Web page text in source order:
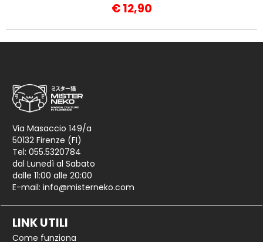
€12,90
Via Masaccio 149/a
50132 Firenze (FI)
Tel: 055.5320784
dal Lunedì al Sabato
dalle 11:00 alle 20:00
E-mail: info@misterneko.com
LINK UTILI
Come funziona